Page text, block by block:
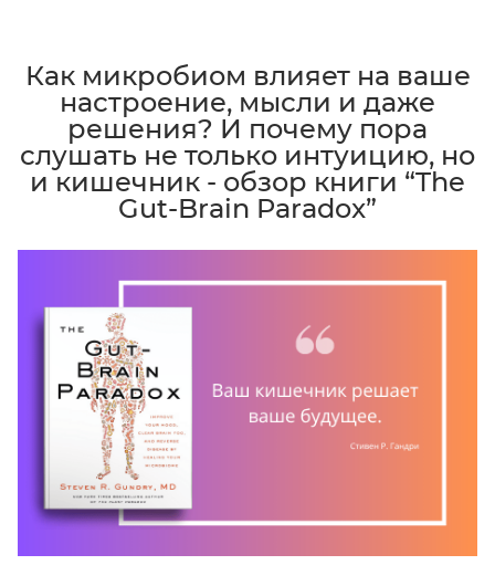
Как микробиом влияет на ваше
настроение, мысли и даже
решения? И почему пора
слушать не только интуицию, но
и кишечник - обзор книги “The
Gut-Brain Paradox”